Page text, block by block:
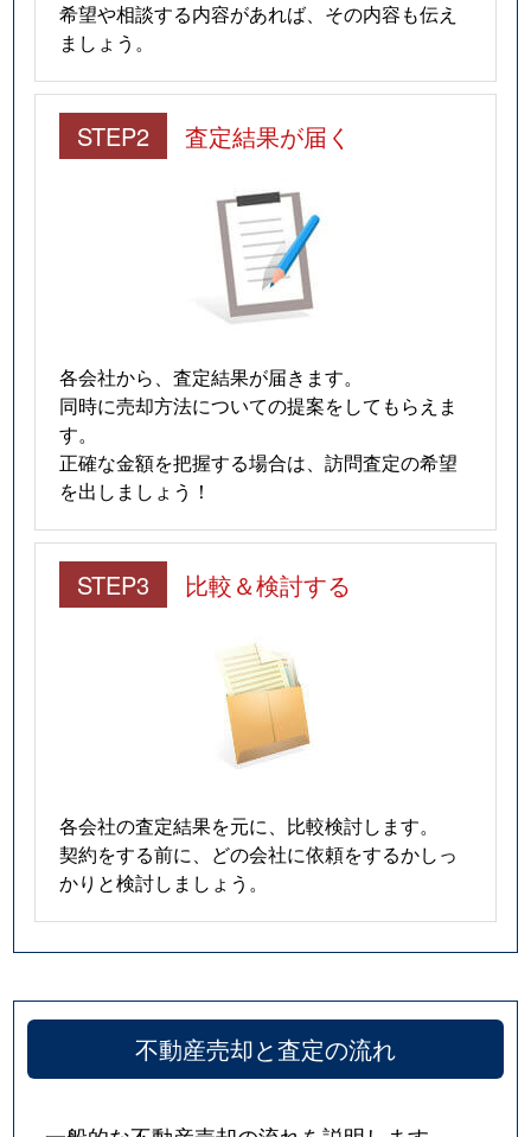
希望や相談する内容があれば、その内容も伝え
ましょう。
STEP2 査定結果が届く
各会社から、査定結果が届きます。
同時に売却方法についての提案をしてもらえま
す。
正確な金額を把握する場合は、訪問査定の希望
を出しましょう！
STEP3 比較＆検討する
各会社の査定結果を元に、比較検討します。
契約をする前に、どの会社に依頼をするかしっ
かりと検討しましょう。
不動産売却と査定の流れ